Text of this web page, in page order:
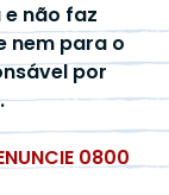
não faz
nem para o
por
0800